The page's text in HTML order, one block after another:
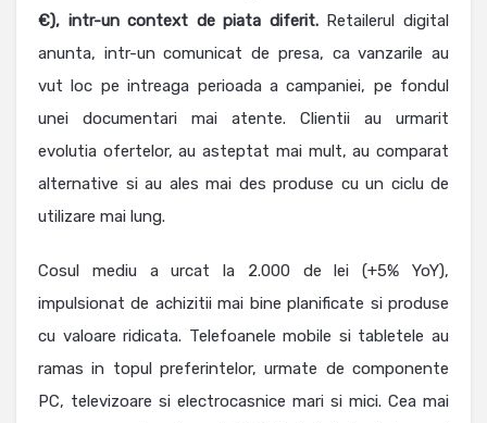
€), intr-un context de piata diferit.Retailerul digital
anunta, intr-un comunicat de presa, ca vanzarile au
vut loc pe intreaga perioada a campaniei, pe fondul
unei documentari mai atente. Clientii au urmarit
evolutia ofertelor, au asteptat mai mult, au comparat
alternative si au ales mai des produse cu un ciclu de
utilizare mai lung.
Cosul mediu a urcat la 2.000 de lei (+5% YoY),
impulsionat de achizitii mai bine planificate si produse
cu valoare ridicata. Telefoanele mobile si tabletele au
ramas in topul preferintelor, urmate de componente
PC, televizoare si electrocasnice mari si mici. Cea mai